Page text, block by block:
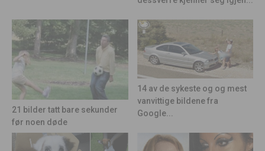
21 bilder tatt bare sekunder
før noen døde
14 av de sykeste og og mest
vanvittige bildene fra
Google...